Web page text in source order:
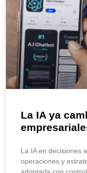
La IA ya
La IA en decisiones
operaciones y